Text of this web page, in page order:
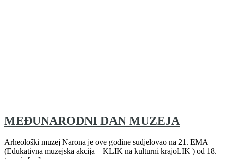
MEĐUNARODNI DAN MUZEJA
Arheološki muzej Narona je ove godine sudjelovao na 21. EMA
(Edukativna muzejska akcija – KLIK na kulturni krajoLIK ) od 18.